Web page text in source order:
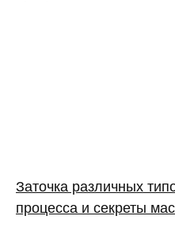
Заточка различных
процесса и секреты